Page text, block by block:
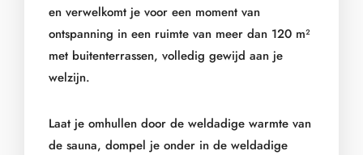
en verwelkomt je voor een moment van
ontspanning in een ruimte van meer dan 120 m²
met buitenterrassen, volledig gewijd aan je
welzijn.
Laat je omhullen door de weldadige warmte van
de sauna, dompel je onder in de weldadige